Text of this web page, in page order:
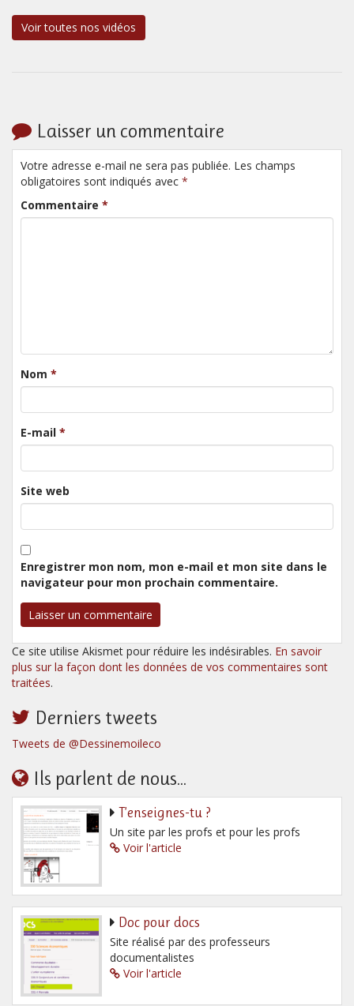
Voir toutes nos vidéos
Laisser un commentaire
Votre adresse e-mail ne sera pas publiée. Les champs
obligatoires sont indiqués avec *
Commentaire *
Nom *
E-mail *
Site web
Enregistrer mon nom, mon e-mail et mon site dans le
navigateur pour mon prochain commentaire.
Ce site utilise Akismet pour réduire les indésirables. En savoir
plus sur la façon dont les données de vos commentaires sont
traitées.
Derniers tweets
Tweets de @Dessinemoileco
Ils parlent de nous...
T’enseignes-tu ?
Un site par les profs et pour les profs
Voir l'article
Doc pour docs
Site réalisé par des professeurs
documentalistes
Voir l'article